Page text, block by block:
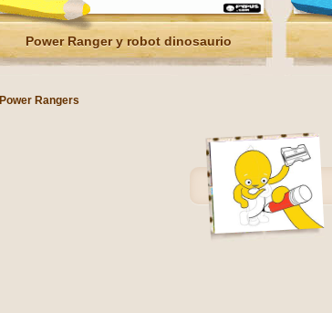
Power Ranger y robot dinosaurio
Power Rangers